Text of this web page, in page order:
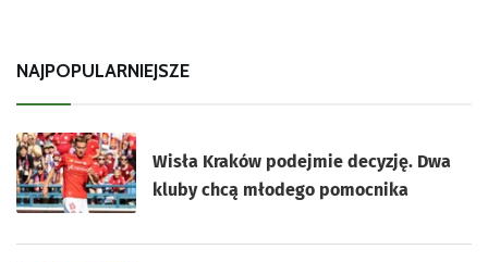
NAJPOPULARNIEJSZE
Wisła Kraków podejmie decyzję. Dwa
kluby chcą młodego pomocnika